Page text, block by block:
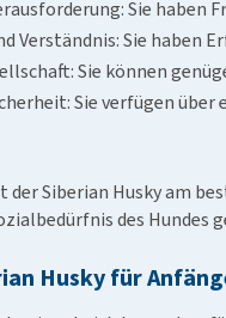
Sie haben
Verständnis: Sie haben
Sie können
Sie verfügen
der Siberian Husky am
des Hundes
Husky für